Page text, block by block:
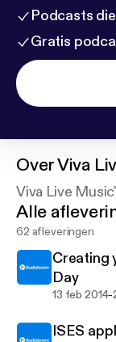
Podcasts
Gratis
OverViva
Viva Live
Alle
62 afleveringen
Creating
Day
13 feb 2014-
ISES